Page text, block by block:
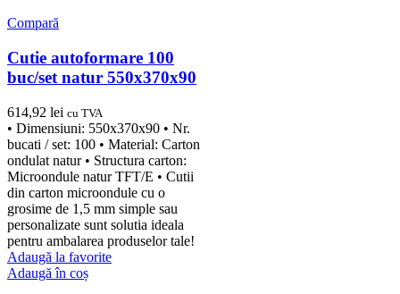
Compară
Cutie autoformare 100
buc/set natur 550x370x90
614,92 lei cu TVA
• Dimensiuni: 550x370x90 • Nr.
bucati / set: 100 • Material: Carton
ondulat natur • Structura carton:
Microondule natur TFT/E • Cutii
din carton microondule cu o
grosime de 1,5 mm simple sau
personalizate sunt solutia ideala
pentru ambalarea produselor tale!
Adaugă la favorite
Adaugă în coș